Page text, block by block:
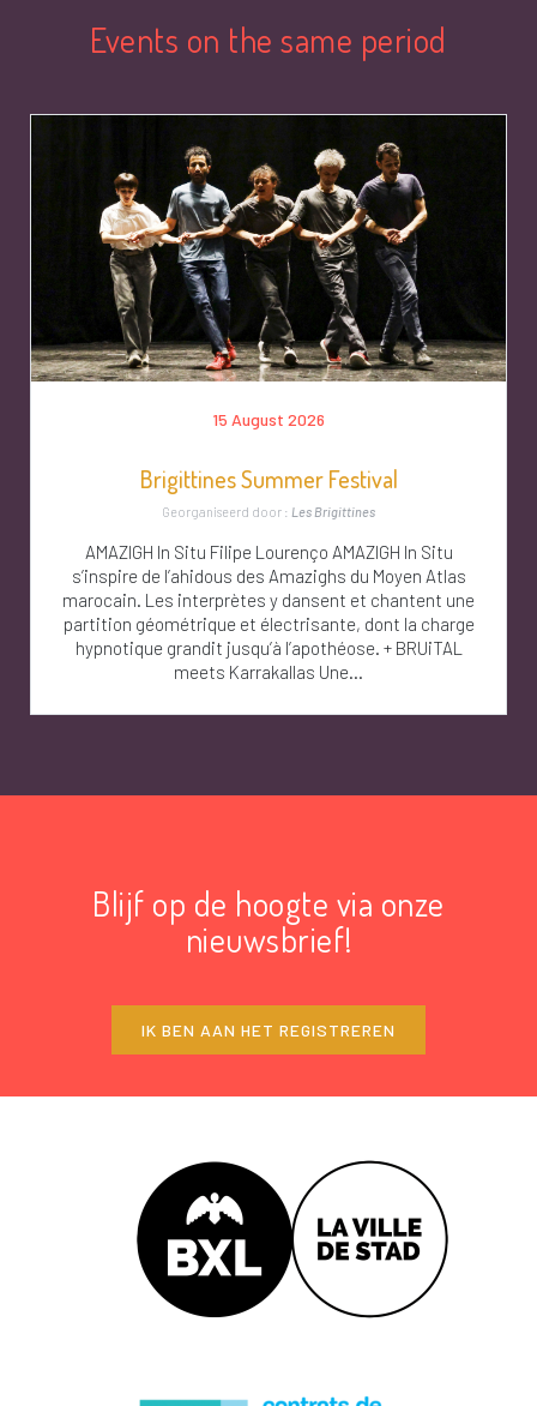
Events on the same period
15 August 2026
Brigittines Summer Festival
Georganiseerd door : Les Brigittines
AMAZIGH In Situ Filipe Lourenço AMAZIGH In Situ
s’inspire de l’ahidous des Amazighs du Moyen Atlas
marocain. Les interprètes y dansent et chantent une
partition géométrique et électrisante, dont la charge
hypnotique grandit jusqu’à l’apothéose. + BRUiTAL
meets Karrakallas Une...
Blijf op de hoogte via onze
nieuwsbrief!
IK BEN AAN HET REGISTREREN